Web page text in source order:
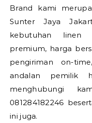
Brand kami
Sunter Jaya
kebutuhan linen
premium, harga
pengiriman on-
andalan pemilik
menghubungi
081284182246
ini juga.